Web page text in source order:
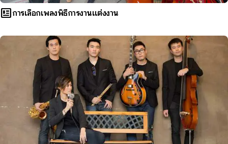
newsmodeการเลือกเพลงพิธีการงานแต่งงาน